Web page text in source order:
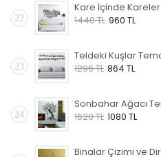
22
1440 TL 960 TL
23
1296 TL 864 TL
24
1620 TL 1080 TL